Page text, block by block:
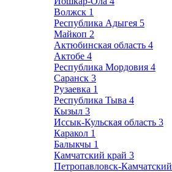
Волжск 1
Республика Адыгея 5
Майкоп 2
Актюбинская область 4
Актобе 4
Республика Мордовия 4
Саранск 3
Рузаевка 1
Республика Тыва 4
Кызыл 3
Иссык-Кульская область 3
Каракол 1
Балыкчы 1
Камчатский край 3
Петропавловск-Камчатский